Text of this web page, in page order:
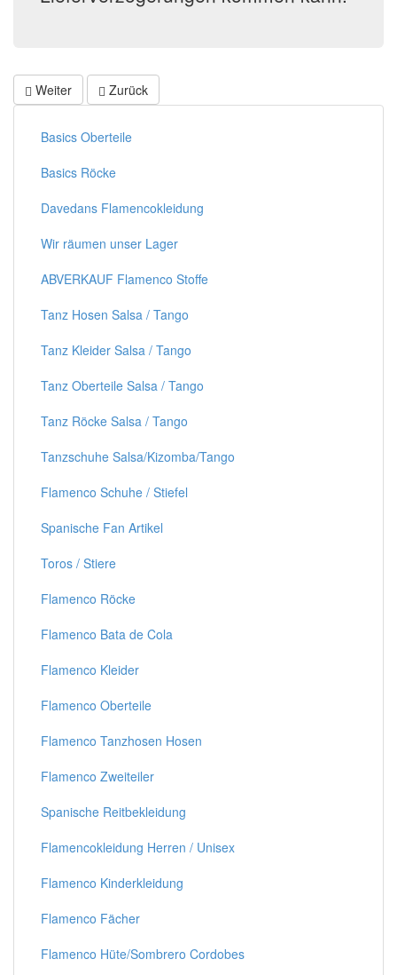
Weiter Zurück
Basics Oberteile
Basics Röcke
Davedans Flamencokleidung
Wir räumen unser Lager
ABVERKAUF Flamenco Stoffe
Tanz Hosen Salsa / Tango
Tanz Kleider Salsa / Tango
Tanz Oberteile Salsa / Tango
Tanz Röcke Salsa / Tango
Tanzschuhe Salsa/Kizomba/Tango
Flamenco Schuhe / Stiefel
Spanische Fan Artikel
Toros / Stiere
Flamenco Röcke
Flamenco Bata de Cola
Flamenco Kleider
Flamenco Oberteile
Flamenco Tanzhosen Hosen
Flamenco Zweiteiler
Spanische Reitbekleidung
Flamencokleidung Herren / Unisex
Flamenco Kinderkleidung
Flamenco Fächer
Flamenco Hüte/Sombrero Cordobes